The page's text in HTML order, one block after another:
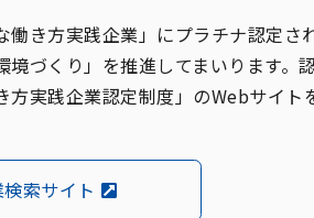
き方実践企業」にプラチナ認定さ
づくり」を推進してまいります。
方実践企業認定制度」のWebサイト
索サイト